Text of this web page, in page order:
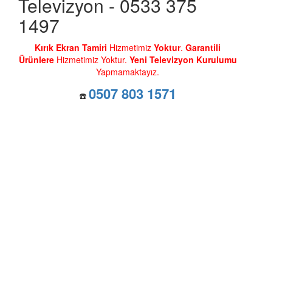
1497
Kırık Ekran Tamiri Hizmetimiz Yoktur. Garantili
Ürünlere Hizmetimiz Yoktur. Yeni Televizyon Kurulumu
Yapmamaktayız.
☎️ 0507 803 1571